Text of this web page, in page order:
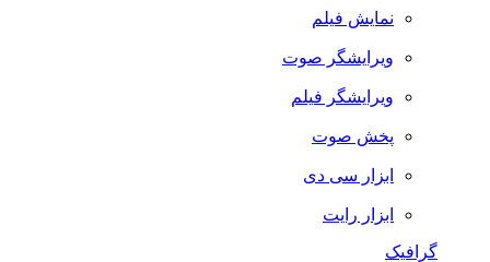
نمایش فیلم
ویرایشگر صوت
ویرایشگر فیلم
پخش صوت
ابزار سی دی
ابزار رایت
گرافیک